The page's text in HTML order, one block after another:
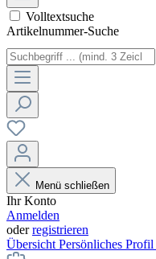
Volltextsuche
Artikelnummer-Suche
Menü schließen
Ihr Konto
Anmelden
oderregistrieren
Übersicht Persönliches Profil